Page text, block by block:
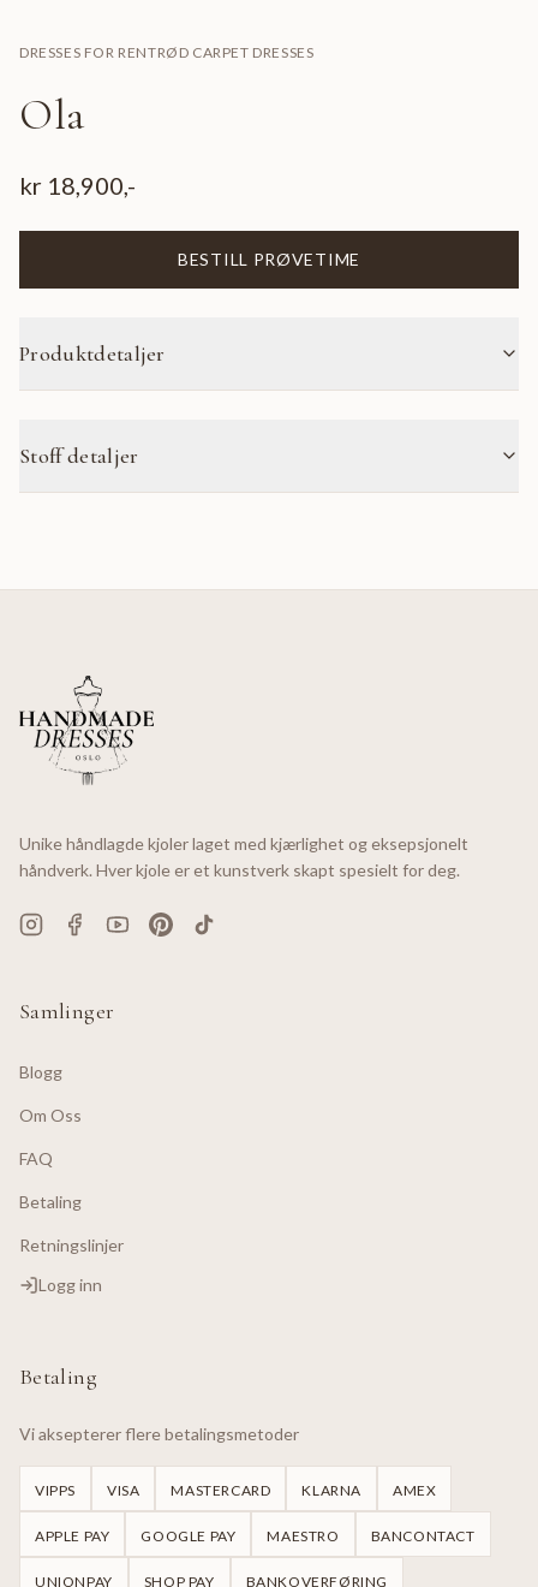
DRESSES FOR RENTRØD CARPET DRESSES
Ola
kr 18,900,-
BESTILL PRØVETIME
Produktdetaljer
Stoff detaljer
Unike håndlagde kjoler laget med kjærlighet og eksepsjonelt
håndverk. Hver kjole er et kunstverk skapt spesielt for deg.
Samlinger
Blogg
Om Oss
FAQ
Betaling
Retningslinjer
Logg inn
Betaling
Vi aksepterer flere betalingsmetoder
VIPPS VISA MASTERCARD KLARNA AMEX
APPLE PAY GOOGLE PAY MAESTRO BANCONTACT
UNIONPAY SHOP PAY BANKOVERFØRING